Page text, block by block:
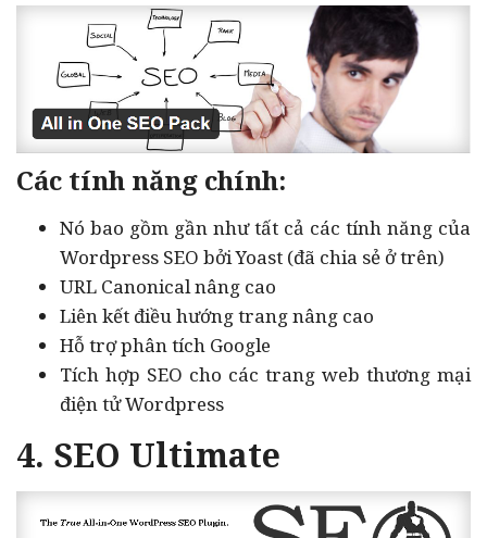
Các tính năng chính:
Nó bao gồm gần như tất cả các tính năng của
Wordpress SEO bởi Yoast (đã chia sẻ ở trên)
URL Canonical nâng cao
Liên kết điều hướng trang nâng cao
Hỗ trợ phân tích Google
Tích hợp SEO cho các trang web thương mại
điện tử Wordpress
4. SEO Ultimate